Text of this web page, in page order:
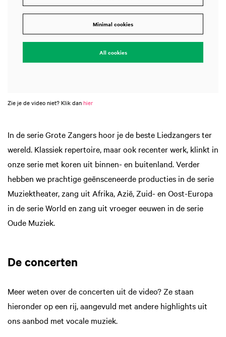
Minimal cookies
All cookies
Zie je de video niet? Klik danhier
In de serie Grote Zangers hoor je de beste Liedzangers ter
wereld. Klassiek repertoire, maar ook recenter werk, klinkt in
onze serie met koren uit binnen- en buitenland. Verder
hebben we prachtige geënsceneerde producties in de serie
Muziektheater, zang uit Afrika, Azië, Zuid- en Oost-Europa
in de serie World en zang uit vroeger eeuwen in de serie
Oude Muziek.
De concerten
Meer weten over de concerten uit de video? Ze staan
hieronder op een rij, aangevuld met andere highlights uit
ons aanbod met vocale muziek.